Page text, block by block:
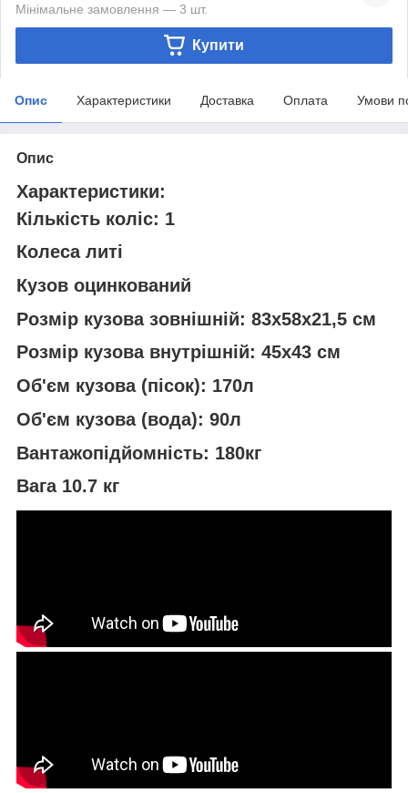
Мінімальне замовлення — 3 шт.
Купити
Опис Характеристики Доставка Оплата Умови
Опис
Характеристики:
Кількість коліс: 1
Колеса литі
Кузов оцинкований
Розмір кузова зовнішній: 83х58х21,5 см
Розмір кузова внутрішній: 45х43 см
Об'єм кузова (пісок): 170л
Об'єм кузова (вода): 90л
Вантажопідйомність: 180кг
Вага 10.7 кг